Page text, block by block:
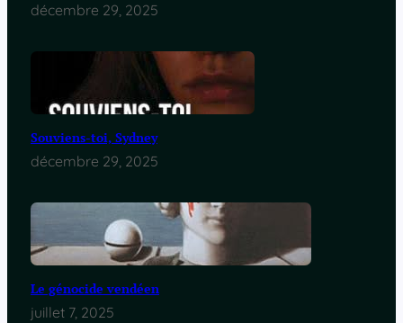
décembre 29, 2025
Souviens-toi, Sydney
décembre 29, 2025
Le génocide vendéen
juillet 7, 2025